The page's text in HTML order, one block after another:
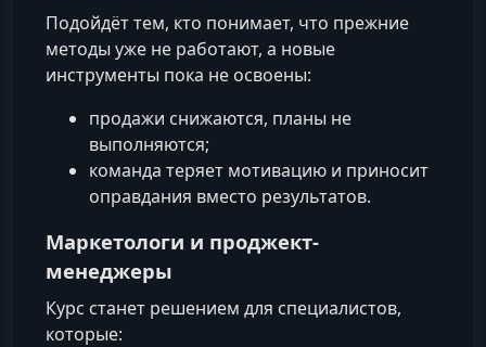
Подойдёт тем, кто понимает, что прежние
методы уже не работают, а новые
инструменты пока не освоены:
продажи снижаются, планы не
выполняются;
команда теряет мотивацию и приносит
оправдания вместо результатов.
Маркетологи и проджект-
менеджеры
Курс станет решением для специалистов,
которые: